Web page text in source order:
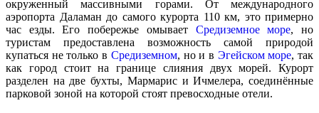
окруженный массивными горами. От международного
аэропорта Даламан до самого курорта 110 км, это примерно
час езды. Его побережье омывает Средиземное море, но
туристам предоставлена возможность самой природой
купаться не только в Средиземном, но и в Эгейском море, так
как город стоит на границе слияния двух морей. Курорт
разделен на две бухты, Мармарис и Ичмелера, соединённые
парковой зоной на которой стоят превосходные отели.